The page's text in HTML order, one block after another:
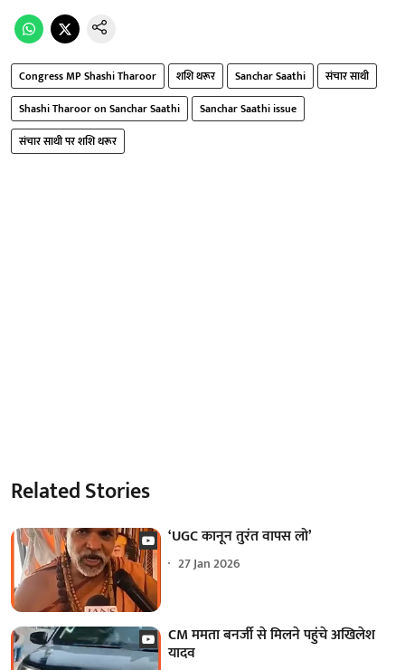
Congress MP Shashi Tharoor शशि थरूर Sanchar Saathi
संचार साथी
Shashi Tharoor on Sanchar Saathi
Sanchar Saathi issue
संचार साथी पर शशि थरूर
Related Stories
‘UGC कानून तुरंत वापस लो’
27 Jan 2026
CM ममता बनर्जी से मिलने पहुंचे अखिलेश
यादव